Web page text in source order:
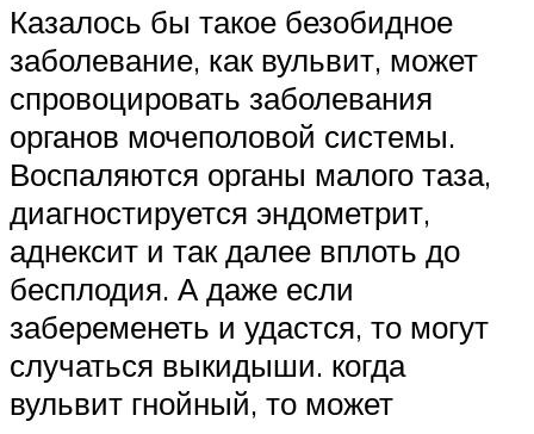
Казалось бы такое безобидное
заболевание, как вульвит, может
спровоцировать заболевания
органов мочеполовой системы.
Воспаляются органы малого таза,
диагностируется эндометрит,
аднексит и так далее вплоть до
бесплодия. А даже если
забеременеть и удастся, то могут
случаться выкидыши. когда
вульвит гнойный, то может